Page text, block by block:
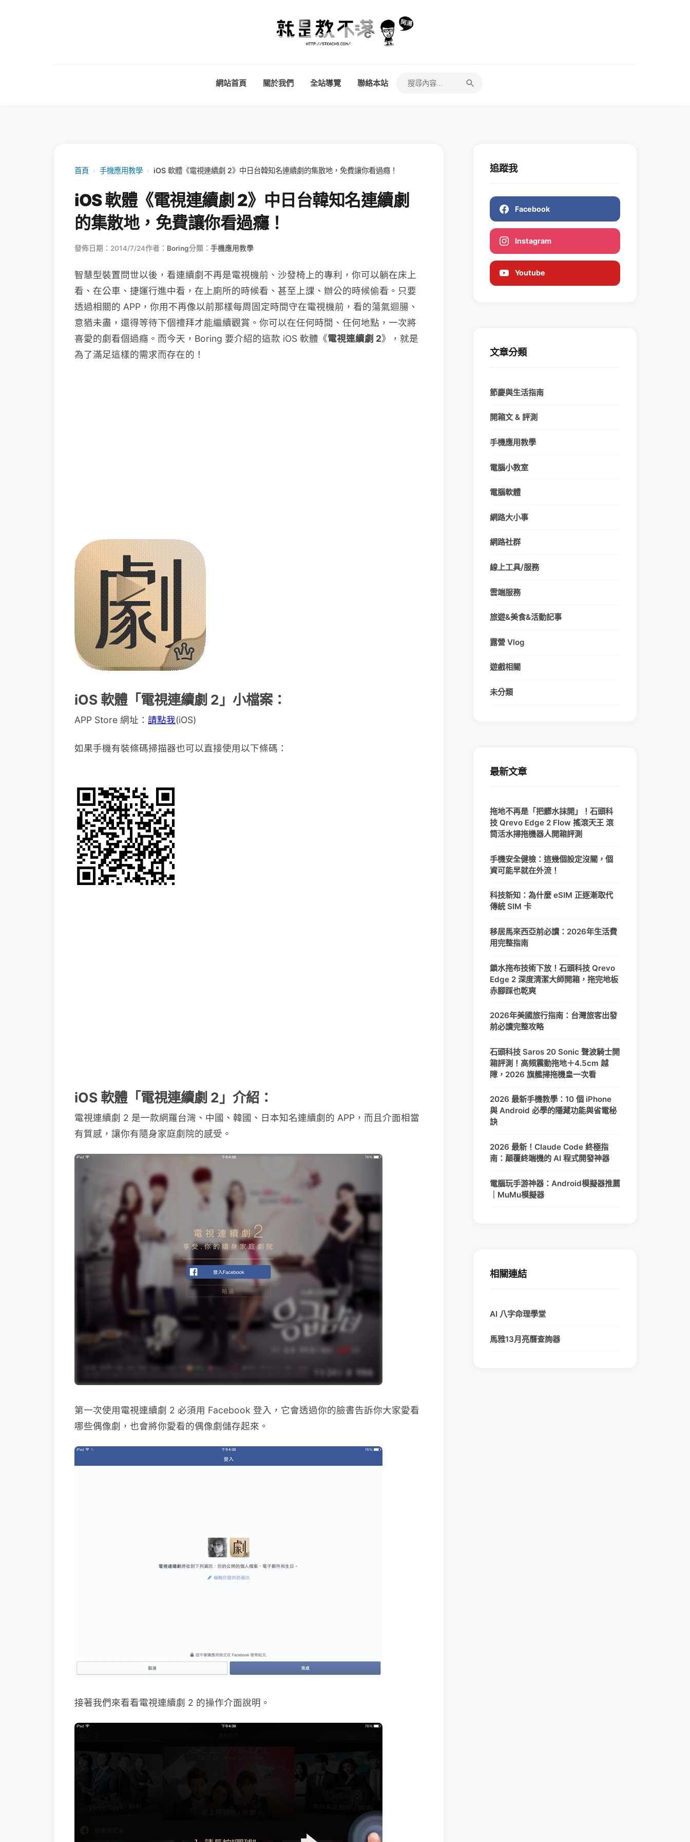
網站首頁 關於我們 全站導覽 聯絡本站
首頁 › 手機應用教學 › iOS 軟體《電視連續劇 2》中日台韓知名連續劇的集散地，免費讓你看過癮！
iOS 軟體《電視連續劇 2》中日台韓知名連續劇
的集散地，免費讓你看過癮！
發佈日期：2014/7/24作者： Boring分類： 手機應用教學
智慧型裝置問世以後，看連續劇不再是電視機前、沙發椅上的專利，你可以躺在床上
看、在公車、捷運行進中看，在上廁所的時候看、甚至上課、辦公的時候偷看。只要
透過相關的 APP，你用不再像以前那樣每周固定時間守在電視機前，看的蕩氣迴腸、
意猶未盡，還得等待下個禮拜才能繼續觀賞。你可以在任何時間、任何地點，一次將
喜愛的劇看個過癮。而今天，Boring 要介紹的這款 iOS 軟體《電視連續劇 2》，就是
為了滿足這樣的需求而存在的！
iOS 軟體「電視連續劇 2」小檔案：
APP Store 網址： 請點我(iOS)
如果手機有裝條碼掃描器也可以直接使用以下條碼：
iOS 軟體「電視連續劇 2」介紹：
電視連續劇 2 是一款網羅台灣、中國、韓國、日本知名連續劇的 APP，而且介面相當
有質感，讓你有隨身家庭劇院的感受。
第一次使用電視連續劇 2 必須用 Facebook 登入，它會透過你的臉書告訴你大家愛看
哪些偶像劇，也會將你愛看的偶像劇儲存起來。
接著我們來看看電視連續劇 2 的操作介面說明。
追蹤我
Facebook
Instagram
Youtube
文章分類
節慶與生活指南
開箱文 & 評測
手機應用教學
電腦小教室
電腦軟體
網路大小事
網路社群
線上工具/服務
雲端服務
旅遊&美食&活動記事
露營 Vlog
遊戲相關
未分類
最新文章
拖地不再是「把髒水抹開」！石頭科
技 Qrevo Edge 2 Flow 搖滾天王 滾
筒活水掃拖機器人開箱評測
手機安全健檢：這幾個設定沒關，個
資可能早就在外流！
科技新知：為什麼 eSIM 正逐漸取代
傳統 SIM 卡
移居馬來西亞前必讀：2026年生活費
用完整指南
鎖水拖布技術下放！石頭科技 Qrevo
Edge 2 深度清潔大師開箱，拖完地板
赤腳踩也乾爽
2026年美國旅行指南：台灣旅客出發
前必讀完整攻略
石頭科技 Saros 20 Sonic 聲波騎士開
箱評測！高頻震動拖地＋4.5cm 越
障，2026 旗艦掃拖機皇一次看
2026 最新手機教學：10 個 iPhone
與 Android 必學的隱藏功能與省電秘
訣
2026 最新！Claude Code 終極指
南：顛覆終端機的 AI 程式開發神器
電腦玩手游神器：Android模擬器推薦
｜MuMu模擬器
相關連結
AI 八字命理學堂
馬雅13月亮曆查詢器